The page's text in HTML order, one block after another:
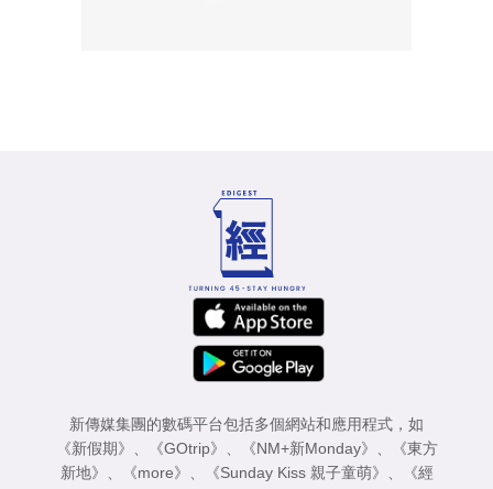
新傳媒集團的數碼平台包括多個網站和應用程式，如
《新假期》
《GOtrip》 《NM+新Monday》
《東方
新地》
《more》 《Sunday Kiss 親子童萌》
《經